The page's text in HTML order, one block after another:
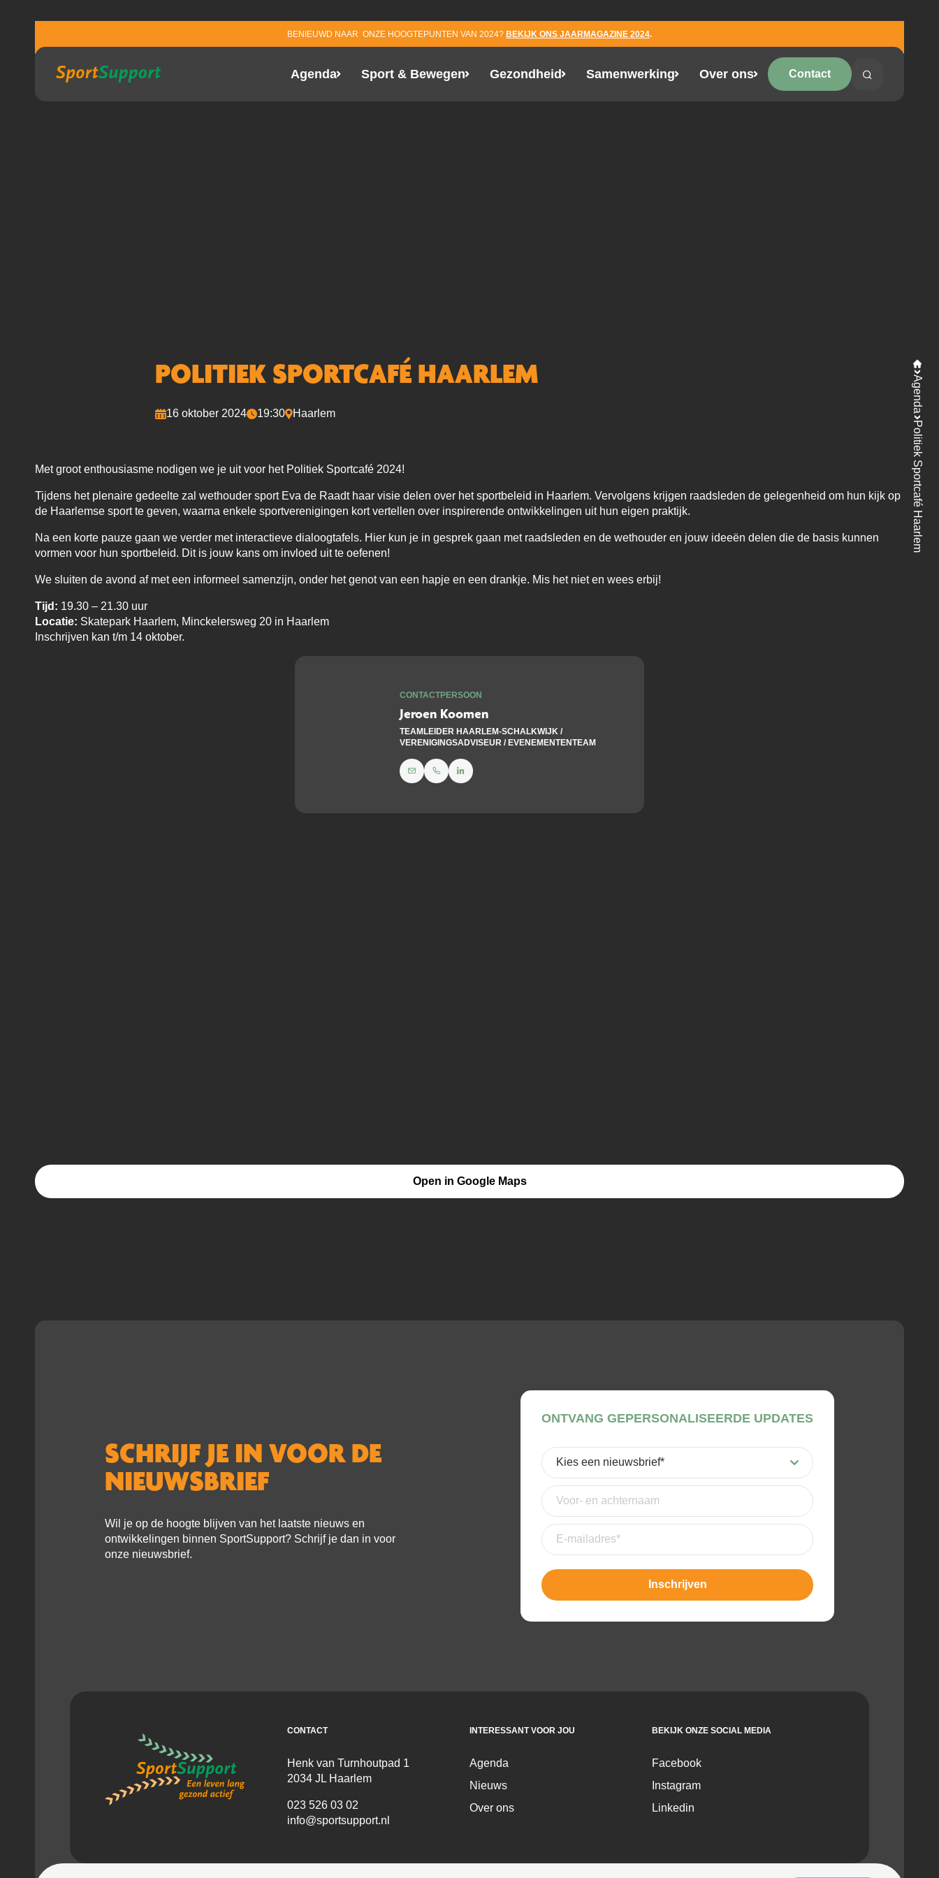
BENIEUWD NAAR ONZE HOOGTEPUNTEN VAN 2024? BEKIJK ONS JAARMAGAZINE 2024.
Agenda Sport & Bewegen Gezondheid Samenwerking Over ons Contact
Search
Agenda
Politiek Sportcafé Haarlem
POLITIEK SPORTCAFÉ HAARLEM
16 oktober 2024 19:30 Haarlem
Met groot enthousiasme nodigen we je uit voor het Politiek Sportcafé 2024!
Tijdens het plenaire gedeelte zal wethouder sport Eva de Raadt haar visie delen over het sportbeleid in Haarlem. Vervolgens krijgen raadsleden de gelegenheid om hun kijk op
de Haarlemse sport te geven, waarna enkele sportverenigingen kort vertellen over inspirerende ontwikkelingen uit hun eigen praktijk.
Na een korte pauze gaan we verder met interactieve dialoogtafels. Hier kun je in gesprek gaan met raadsleden en de wethouder en jouw ideeën delen die de basis kunnen
vormen voor hun sportbeleid. Dit is jouw kans om invloed uit te oefenen!
We sluiten de avond af met een informeel samenzijn, onder het genot van een hapje en een drankje. Mis het niet en wees erbij!
Tijd: 19.30 – 21.30 uur
Locatie: Skatepark Haarlem, Minckelersweg 20 in Haarlem
Inschrijven kan t/m 14 oktober.
CONTACTPERSOON
Jeroen Koomen
TEAMLEIDER HAARLEM-SCHALKWIJK /
VERENIGINGSADVISEUR / EVENEMENTENTEAM
Open in Google Maps
SCHRIJF JE IN VOOR DE
NIEUWSBRIEF
Wil je op de hoogte blijven van het laatste nieuws en
ontwikkelingen binnen SportSupport? Schrijf je dan in voor
onze nieuwsbrief.
ONTVANG GEPERSONALISEERDE UPDATES
Kies
een
nieuwsbrief(Vereist)
Voor-
en
achternaam
E-
mailadres(Vereist)
CONTACT
Henk van Turnhoutpad 1
2034 JL Haarlem
023 526 03 02
info@sportsupport.nl
INTERESSANT VOOR JOU
Agenda
Nieuws
Over ons
BEKIJK ONZE SOCIAL MEDIA
Facebook
Instagram
Linkedin